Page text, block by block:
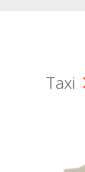
Taxi